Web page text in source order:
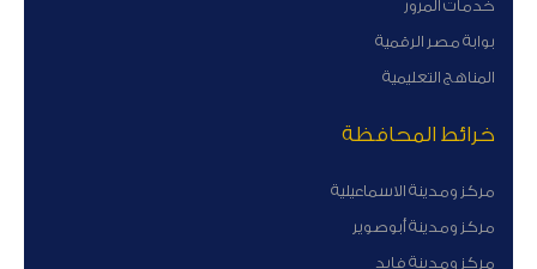
خدمات المرور
بوابة مصر الرقمية
المناهج التعليمية
خرائط المحافظة
مركز ومدينة الاسماعيلية
مركز ومدينة أبوصوير
مركز ومدينة فايد